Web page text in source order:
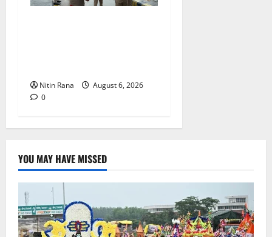
Nitin Rana
August 6, 2026
0
YOU MAY HAVE MISSED